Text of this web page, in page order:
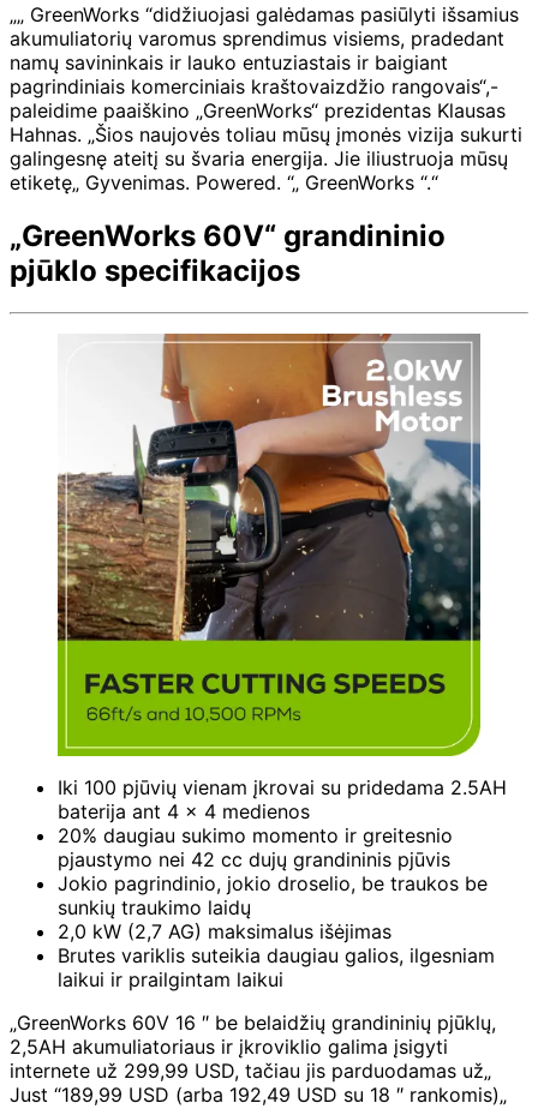
„„ GreenWorks “didžiuojasi galėdamas pasiūlyti išsamius
akumuliatorių varomus sprendimus visiems, pradedant
namų savininkais ir lauko entuziastais ir baigiant
pagrindiniais komerciniais kraštovaizdžio rangovais“,-
paleidime paaiškino „GreenWorks“ prezidentas Klausas
Hahnas. „Šios naujovės toliau mūsų įmonės vizija sukurti
galingesnę ateitį su švaria energija. Jie iliustruoja mūsų
etiketę„ Gyvenimas. Powered. “„ GreenWorks “.“
„GreenWorks 60V“ grandininio
pjūklo specifikacijos
Iki 100 pjūvių vienam įkrovai su pridedama 2.5AH
baterija ant 4 × 4 medienos
20% daugiau sukimo momento ir greitesnio
pjaustymo nei 42 cc dujų grandininis pjūvis
Jokio pagrindinio, jokio droselio, be traukos be
sunkių traukimo laidų
2,0 kW (2,7 AG) maksimalus išėjimas
Brutes variklis suteikia daugiau galios, ilgesniam
laikui ir prailgintam laikui
„GreenWorks 60V 16 ″ be belaidžių grandininių pjūklų,
2,5AH akumuliatoriaus ir įkroviklio galima įsigyti
internete už 299,99 USD, tačiau jis parduodamas už„
Just “189,99 USD (arba 192,49 USD su 18 ″ rankomis)„